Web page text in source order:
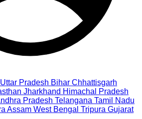
Uttar Pradesh Bihar Chhattisgarh
Jharkhand Himachal Pradesh
Pradesh Telangana Tamil Nadu
Assam West Bengal Tripura Gujarat